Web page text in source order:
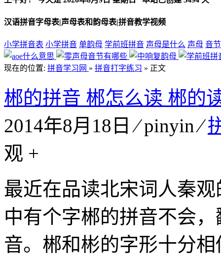
汉语拼音字母表|声母表和韵母表|拼音教学视频
小学拼音表 小学拼音 单韵母 学前班拼音 声母是什么 声母 音节
现在的位置: 拼音学习网 » 拼音打字练习 » 正文
郴的拼音 郴怎么读 郴的
2014年8月18日 ⁄ pinyin ⁄
观 +
最近在品读北宋词人秦
中有个字郴的拼音不会
音。郴和彬的字形十分